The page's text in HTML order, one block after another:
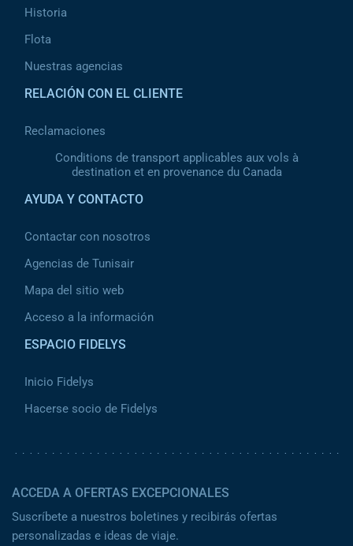
Historia
Flota
Nuestras agencias
RELACIÓN CON EL CLIENTE
Reclamaciones
Conditions de transport applicables aux vols à
destination et en provenance du Canada
AYUDA Y CONTACTO
Contactar con nosotros
Agencias de Tunisair
Mapa del sitio web
Acceso a la información
ESPACIO FIDELYS
Inicio Fidelys
Hacerse socio de Fidelys
ACCEDA A OFERTAS EXCEPCIONALES
Suscríbete a nuestros boletines y recibirás ofertas
personalizadas e ideas de viaje.